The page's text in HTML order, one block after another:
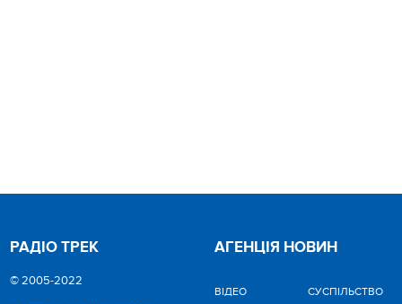
РАДІО ТРЕК
© 2005-2022
АГЕНЦІЯ НОВИН
ВІДЕО CУСПІЛЬСТВО